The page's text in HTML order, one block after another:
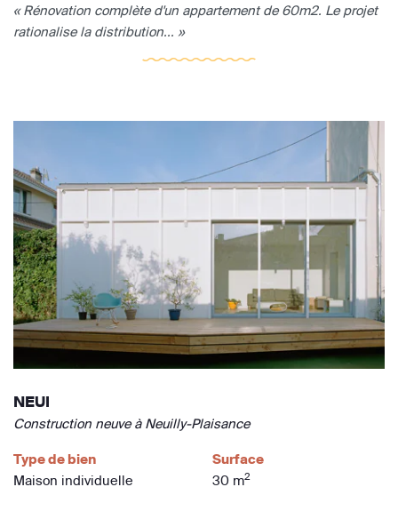
« Rénovation complète d'un appartement de 60m2. Le projet
rationalise la distribution... »
NEUI
Construction neuve à Neuilly-Plaisance
Type de bien
Maison individuelle
Surface
30 m2